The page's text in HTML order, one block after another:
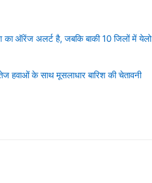
का ऑरेंज अलर्ट है, जबकि बाकी 10 जिलों में येलो
हवाओं के साथ मूसलाधार बारिश की चेतावनी